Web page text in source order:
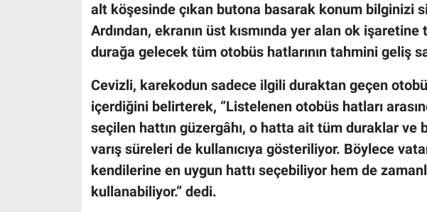
alt köşesinde çıkan butona basarak konum bilginizi
Ardından, ekranın üst kısmında yer alan ok
durağa gelecek tüm otobüs hatlarının tahmini geliş
Cevizli, karekodun sadece ilgili duraktan geçen
içerdiğini belirterek, “Listelenen otobüs hatları
seçilen hattın güzergâhı, o hatta ait tüm duraklar ve
varış süreleri de kullanıcıya gösteriliyor. Böylece
kendilerine en uygun hattı seçebiliyor hem de
kullanabiliyor.” dedi.